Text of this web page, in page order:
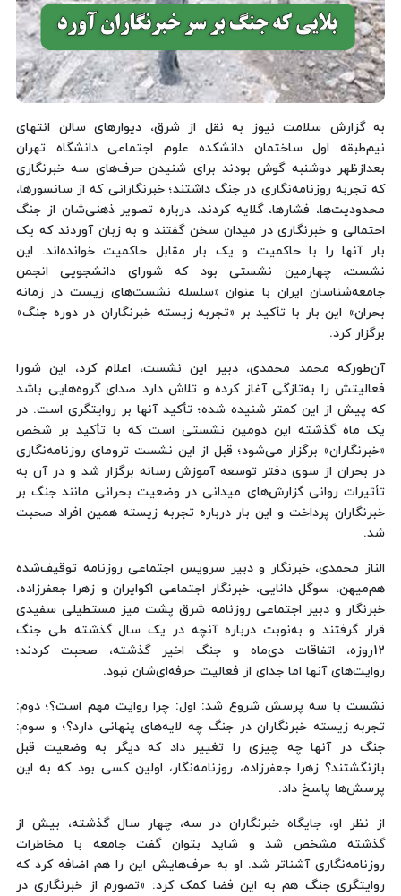
به گزارش سلامت نیوز به نقل از شرق، دیوارهای سالن انتهای
نیم‌طبقه اول ساختمان دانشکده علوم اجتماعی دانشگاه تهران‌
بعدازظهر دوشنبه‌ گوش بودند برای شنیدن حرف‌های سه خبرنگاری
که تجربه روزنامه‌نگاری در جنگ داشتند؛ خبرنگارانی که از سانسورها،
محدودیت‌ها، فشارها، ‌گلایه کردند، درباره تصویر ذهنی‌شان از جنگ
احتمالی و خبرنگاری در میدان سخن گفتند و به زبان آوردند که یک
بار آنها را با حاکمیت و یک بار مقابل حاکمیت خوانده‌اند. این
نشست، چهارمین نشستی بود که شورای دانشجویی انجمن
جامعه‌شناسان ایران با عنوان «سلسله نشست‌های زیست در زمانه
بحران» این بار با تأکید بر «تجربه زیسته خبرنگاران در دوره جنگ»
برگزار کرد.
آن‌طورکه محمد محمدی، دبیر این نشست، اعلام کرد، این شورا
فعالیتش را به‌تازگی آغاز کرده و تلاش دارد صدای گروه‌هایی باشد
که پیش از این کمتر شنیده شده؛ تأکید آنها بر روایتگری است. در
یک ماه گذشته این دومین نشستی است که با تأکید بر شخص
«خبرنگاران» برگزار می‌شود؛ قبل از این نشست ترومای روزنامه‌نگاری
در بحران از سوی دفتر توسعه آموزش رسانه برگزار شد و در آن به
تأثیرات روانی گزارش‌های میدانی در وضعیت بحرانی مانند جنگ بر
خبرنگاران پرداخت و این بار درباره تجربه زیسته همین افراد صحبت
شد.
الناز محمدی، خبرنگار و دبیر سرویس اجتماعی روزنامه توقیف‌شده
هم‌میهن، سوگل دانایی، خبرنگار اجتماعی اکوایران و زهرا جعفرزاده،
خبرنگار و دبیر اجتماعی روزنامه شرق پشت میز مستطیلی سفیدی
قرار گرفتند و به‌نوبت درباره آنچه در یک سال گذشته طی جنگ
12روزه، اتفاقات دی‌ماه و جنگ اخیر گذشته، صحبت کردند؛
روایت‌های آنها اما جدای از فعالیت حرفه‌ای‌شان نبود.
نشست با سه پرسش شروع شد: اول: چرا روایت مهم است؟؛ دوم:
تجربه زیسته خبرنگاران در جنگ چه لایه‌های پنهانی دارد؟؛ و سوم:
جنگ در آنها چه چیزی را تغییر داد که دیگر به وضعیت قبل
بازنگشتند؟ زهرا جعفرزاده، روزنامه‌نگار، اولین کسی بود که به این
پرسش‌ها پاسخ داد.
از نظر او، جایگاه خبرنگاران در سه، چهار سال گذشته، بیش از
گذشته مشخص شد و شاید بتوان گفت‌ جامعه با مخاطرات
روزنامه‌نگاری آشناتر شد. او به حرف‌هایش این را هم اضافه کرد که
روایتگری جنگ هم به این فضا کمک کرد: «تصورم از خبرنگاری در